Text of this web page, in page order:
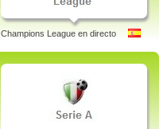
Champions League en directo